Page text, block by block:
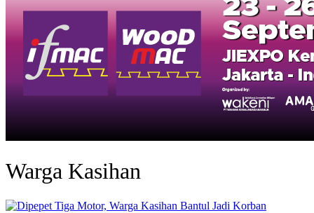
Warga Kasihan